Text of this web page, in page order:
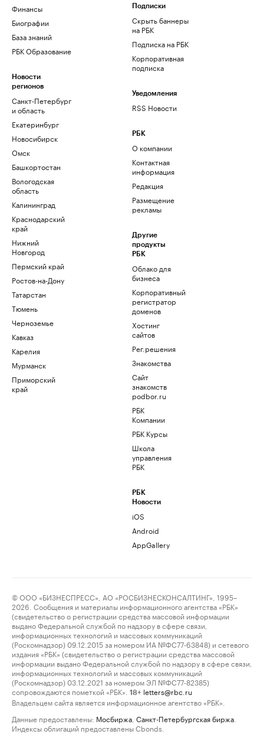
Финансы
Биографии
База знаний
РБК Образование
Новости
регионов
Санкт-Петербург
и область
Екатеринбург
Новосибирск
Омск
Башкортостан
Вологодская
область
Калининград
Краснодарский
край
Нижний
Новгород
Пермский край
Ростов-на-Дону
Татарстан
Тюмень
Черноземье
Кавказ
Карелия
Мурманск
Приморский
край
Подписки
Скрыть баннеры
на РБК
Подписка на РБК
Корпоративная
подписка
Уведомления
RSS Новости
РБК
О компании
Контактная
информация
Редакция
Размещение
рекламы
Другие
продукты
РБК
Облако для
бизнеса
Корпоративный
регистратор
доменов
Хостинг
сайтов
Рег.решения
Знакомства
Сайт
знакомств
podbor.ru
РБК
Компании
РБК Курсы
Школа
управления
РБК
РБК
Новости
iOS
Android
AppGallery
© ООО «БИЗНЕСПРЕСС», АО «РОСБИЗНЕСКОНСАЛТИНГ», 1995–
2026. Сообщения и материалы информационного агентства «РБК»
(свидетельство о регистрации средства массовой информации
выдано Федеральной службой по надзору в сфере связи,
информационных технологий и массовых коммуникаций
(Роскомнадзор) 09.12.2015 за номером ИА №ФС77-63848) и сетевого
издания «РБК» (свидетельство о регистрации средства массовой
информации выдано Федеральной службой по надзору в сфере связи,
информационных технологий и массовых коммуникаций
(Роскомнадзор) 03.12.2021 за номером ЭЛ №ФС77-82385)
сопровождаются пометкой «РБК».
18+ letters@rbc.ru
Владельцем сайта является информационное агентство «РБК».
Данные предоставлены: Мосбиржа Санкт-Петербургская биржа
Индексы облигаций предоставлены Cbonds.